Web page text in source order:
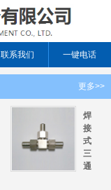
联系我们 一键电话
更多>>
焊
接
式
三
通